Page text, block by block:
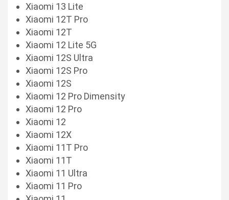
Xiaomi 13 Lite
Xiaomi 12T Pro
Xiaomi 12T
Xiaomi 12 Lite 5G
Xiaomi 12S Ultra
Xiaomi 12S Pro
Xiaomi 12S
Xiaomi 12 Pro Dimensity
Xiaomi 12 Pro
Xiaomi 12
Xiaomi 12X
Xiaomi 11T Pro
Xiaomi 11T
Xiaomi 11 Ultra
Xiaomi 11 Pro